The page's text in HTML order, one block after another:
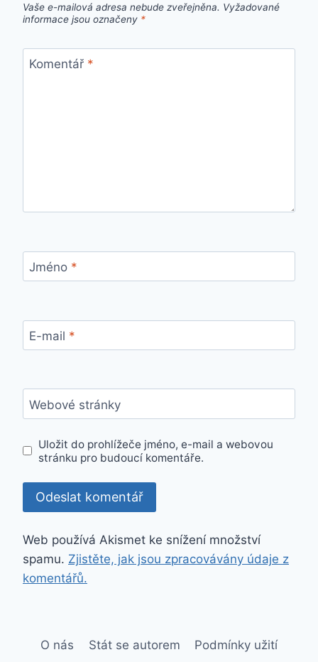
Vaše e-mailová adresa nebude zveřejněna. Vyžadované
informace jsou označeny *
Komentář *
Jméno *
E-mail *
Webové stránky
Uložit do prohlížeče jméno, e-mail a webovou
stránku pro budoucí komentáře.
Web používá Akismet ke snížení množství
spamu. Zjistěte, jak jsou zpracovávány údaje z
komentářů.
O nás Stát se autorem Podmínky užití